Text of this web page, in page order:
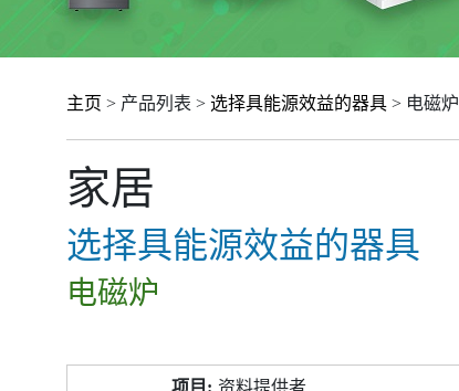
主页 > 产品列表 > 选择具能源效益的器具 > 电磁炉
家居
选择具能源效益的器具
电磁炉
资料提供者